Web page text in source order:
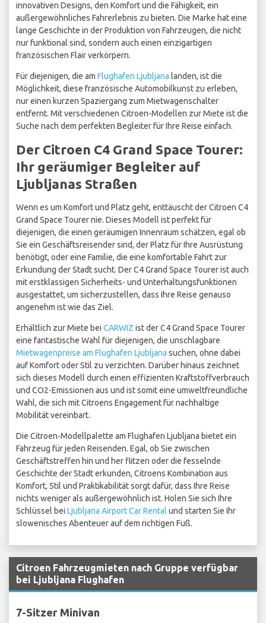
innovativen Designs, den Komfort und die Fähigkeit, ein
außergewöhnliches Fahrerlebnis zu bieten. Die Marke hat eine
lange Geschichte in der Produktion von Fahrzeugen, die nicht
nur funktional sind, sondern auch einen einzigartigen
französischen Flair verkörpern.
Für diejenigen, die am Flughafen Ljubljana landen, ist die
Möglichkeit, diese französische Automobilkunst zu erleben,
nur einen kurzen Spaziergang zum Mietwagenschalter
entfernt. Mit verschiedenen Citroen-Modellen zur Miete ist die
Suche nach dem perfekten Begleiter für Ihre Reise einfach.
Der Citroen C4 Grand Space Tourer:
Ihr geräumiger Begleiter auf
Ljubljanas Straßen
Wenn es um Komfort und Platz geht, enttäuscht der Citroen C4
Grand Space Tourer nie. Dieses Modell ist perfekt für
diejenigen, die einen geräumigen Innenraum schätzen, egal ob
Sie ein Geschäftsreisender sind, der Platz für Ihre Ausrüstung
benötigt, oder eine Familie, die eine komfortable Fahrt zur
Erkundung der Stadt sucht. Der C4 Grand Space Tourer ist auch
mit erstklassigen Sicherheits- und Unterhaltungsfunktionen
ausgestattet, um sicherzustellen, dass Ihre Reise genauso
angenehm ist wie das Ziel.
Erhältlich zur Miete bei CARWIZ ist der C4 Grand Space Tourer
eine fantastische Wahl für diejenigen, die unschlagbare
Mietwagenpreise am Flughafen Ljubljana suchen, ohne dabei
auf Komfort oder Stil zu verzichten. Darüber hinaus zeichnet
sich dieses Modell durch einen effizienten Kraftstoffverbrauch
und CO2-Emissionen aus und ist somit eine umweltfreundliche
Wahl, die sich mit Citroens Engagement für nachhaltige
Mobilität vereinbart.
Die Citroen-Modellpalette am Flughafen Ljubljana bietet ein
Fahrzeug für jeden Reisenden. Egal, ob Sie zwischen
Geschäftstreffen hin und her flitzen oder die fesselnde
Geschichte der Stadt erkunden, Citroens Kombination aus
Komfort, Stil und Praktikabilität sorgt dafür, dass Ihre Reise
nichts weniger als außergewöhnlich ist. Holen Sie sich Ihre
Schlüssel bei Ljubljana Airport Car Rental und starten Sie Ihr
slowenisches Abenteuer auf dem richtigen Fuß.
Citroen Fahrzeugmieten nach Gruppe verfügbar
bei Ljubljana Flughafen
7-Sitzer Minivan